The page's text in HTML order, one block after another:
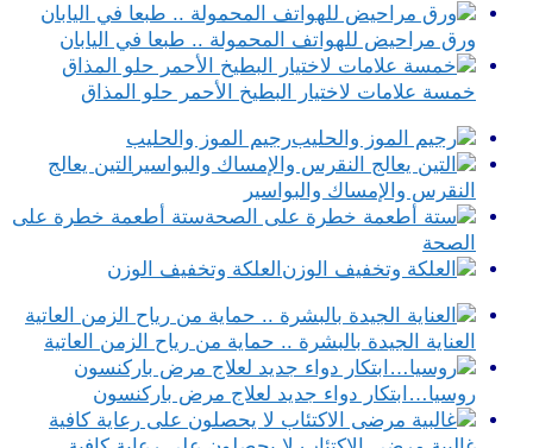
ورق مراحيض للهواتف المحمولة .. طبعا في اليابان
خمسة علامات لاختيار البطيخ الأحمر حلو المذاق
رجيم الموز والحليب
التين يعالج
النقرس والإمساك والبواسير
ستة أطعمة خطرة على
الصحة
العلكة وتخفيف الوزن
العناية الجيدة بالبشرة .. حماية من رياح الزمن العاتية
روسيا…ابتكار دواء جديد لعلاج مرض باركنسون